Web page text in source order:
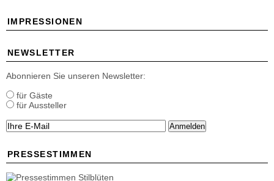
IMPRESSIONEN
NEWSLETTER
Abonnieren Sie unseren Newsletter:
für Gäste
für Aussteller
Anmelden
PRESSESTIMMEN